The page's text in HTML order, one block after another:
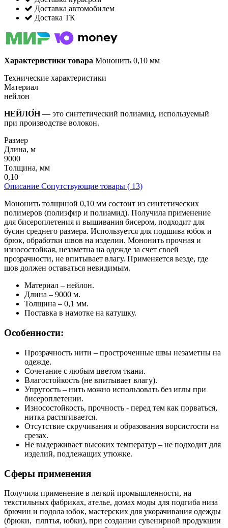
Доставка автомобилем
Достака ТК
Характеристики товара Мононить 0,10 мм
Технические характеристики
Материал
нейлон
НЕЙЛО́Н— это синтетический полиамид, используемый
при производстве волокон.
Размер
Длина, м
9000
Толщина, мм
0,10
Описание Сопутствующие товары ( 13)
Мононить толщиной 0,10 мм состоит из синтетических
полимеров (полиэфир и полиамид). Получила применение
для бисероплетения и вышивания бисером, подходит для
бусин среднего размера. Используется для подшива юбок и
брюк, обработки швов на изделии. Мононить прочная и
износостойкая, незаметна на одежде за счет своей
прозрачности, не впитывает влагу. Применяется везде, где
шов должен оставаться невидимым.
Материал – нейлон.
Длина – 9000 м.
Толщина – 0,1 мм.
Поставка в намотке на катушку.
Особенности:
Прозрачность нити – простроченные швы незаметны на
одежде.
Сочетание с любым цветом ткани.
Влагостойкость (не впитывает влагу).
Упругость – нить можно использовать без иглы при
бисероплетении.
Износостойкость, прочность - перед тем как порваться,
нитка растягивается.
Отсутствие скручивания и образования ворсистости на
срезах.
Не выдерживает высоких температур – не подходит для
изделий, подлежащих утюжке.
Сферы применения
Получила применение в легкой промышленности, на
текстильных фабриках, ателье, домах моды для подгиба низа
брючин и подола юбок, мастерских для укорачивания одежды
(брюки, плптья, юбки), при создании сувенирной продукции